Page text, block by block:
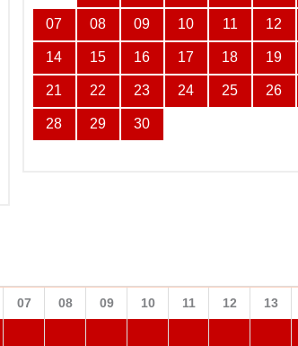
07 08 09 10 11 12
14 15 16 17 18 19
21 22 23 24 25 26
28 29 30
07 08 09 10 11 12 13